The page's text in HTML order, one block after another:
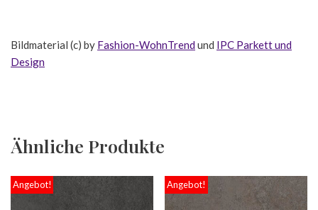
Bildmaterial (c) by Fashion-WohnTrend und IPC Parkett und
Design
Ähnliche Produkte
Angebot! Angebot!